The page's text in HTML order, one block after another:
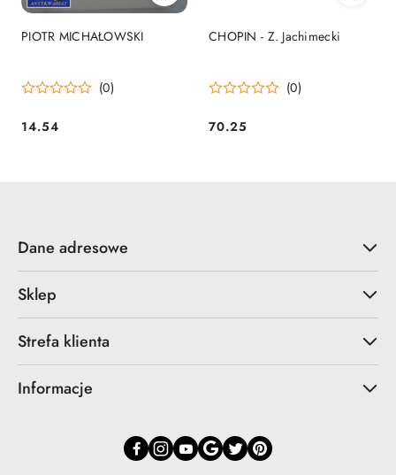
PIOTR MICHAŁOWSKI
(0)
Cena:
14.54
CHOPIN - Z. Jachimecki
(0)
Cena:
70.25
Dane adresowe
Sklep
Strefa klienta
Informacje